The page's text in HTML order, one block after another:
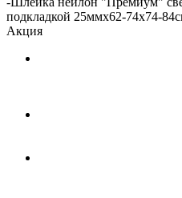
подкладкой 25ммх62-74x74-
Акция